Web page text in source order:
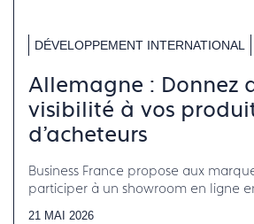
DÉVELOPPEMENT INTERNATIONAL
Allemagne : Donnez
visibilité à vos
d'acheteurs
Business France propose aux
participer à un showroom en ligne
21 MAI 2026